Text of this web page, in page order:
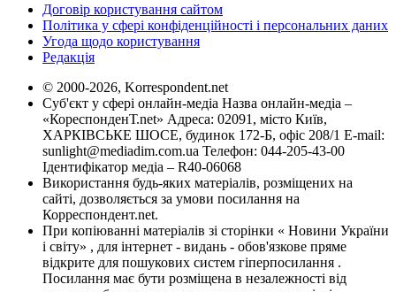
Договір користування сайтом
Політика у сфері конфіденційності і персональних даних
Угода щодо користування
Редакція
© 2000-2026, Korrespondent.net
Суб'єкт у сфері онлайн-медіа Назва онлайн-медіа –
«КореспонденТ.net» Адреса: 02091, місто Київ,
ХАРКІВСЬКЕ ШОСЕ, будинок 172-Б, офіс 208/1 E-mail:
sunlight@mediadim.com.ua Телефон: 044-205-43-00
Ідентифікатор медіа – R40-06068
Використання будь-яких матеріалів, розміщених на
сайті, дозволяється за умови посилання на
Корреспондент.net.
При копіюванні матеріалів зі сторінки « Новини України
і світу» , для інтернет - видань - обов'язкове пряме
відкрите для пошукових систем гіперпосилання .
Посилання має бути розміщена в незалежності від